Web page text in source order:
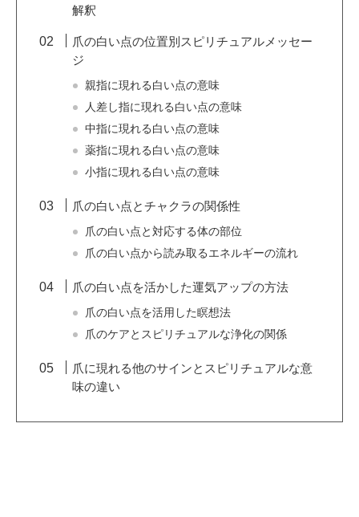
解釈
爪の白い点の位置別スピリチュアルメッセー
ジ
親指に現れる白い点の意味
人差し指に現れる白い点の意味
中指に現れる白い点の意味
薬指に現れる白い点の意味
小指に現れる白い点の意味
爪の白い点とチャクラの関係性
爪の白い点と対応する体の部位
爪の白い点から読み取るエネルギーの流れ
爪の白い点を活かした運気アップの方法
爪の白い点を活用した瞑想法
爪のケアとスピリチュアルな浄化の関係
爪に現れる他のサインとスピリチュアルな意
味の違い